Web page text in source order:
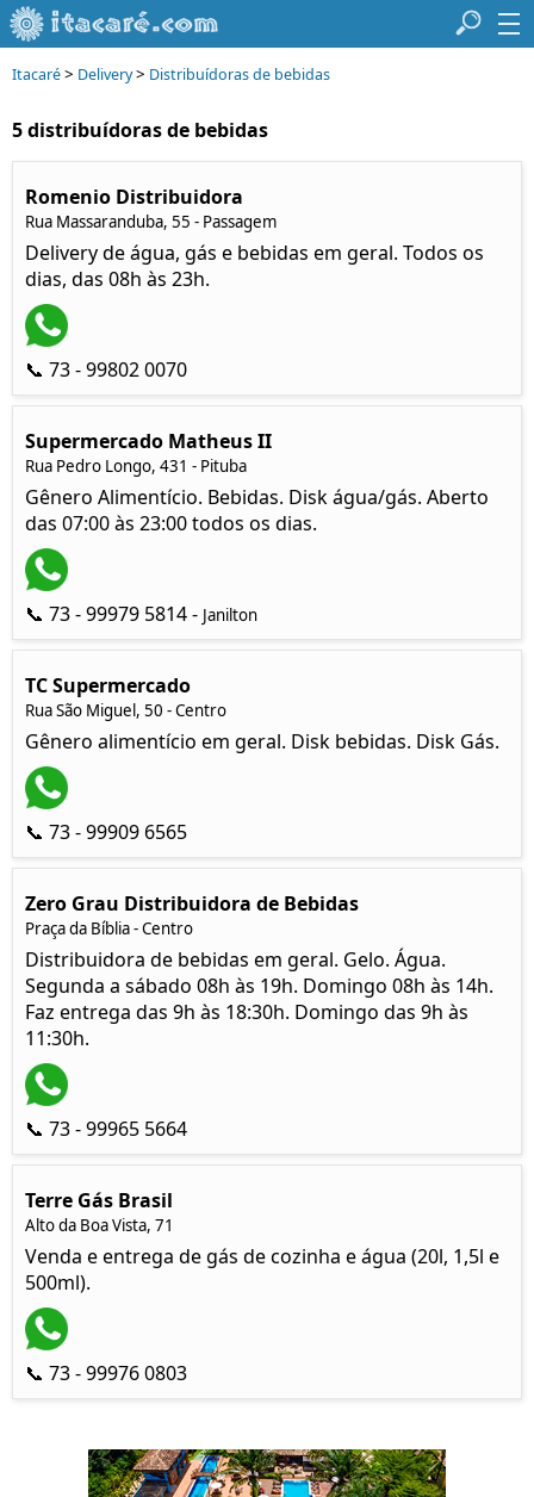
Itacaré> Delivery> Distribuídoras de bebidas
5 distribuídoras de bebidas
Romenio Distribuidora
Rua Massaranduba, 55 - Passagem
Delivery de água, gás e bebidas em geral. Todos os
dias, das 08h às 23h.
📞 73 - 99802 0070
Supermercado Matheus II
Rua Pedro Longo, 431 - Pituba
Gênero Alimentício. Bebidas. Disk água/gás. Aberto
das 07:00 às 23:00 todos os dias.
📞 73 - 99979 5814 - Janilton
TC Supermercado
Rua São Miguel, 50 - Centro
Gênero alimentício em geral. Disk bebidas. Disk Gás.
📞 73 - 99909 6565
Zero Grau Distribuidora de Bebidas
Praça da Bíblia - Centro
Distribuidora de bebidas em geral. Gelo. Água.
Segunda a sábado 08h às 19h. Domingo 08h às 14h.
Faz entrega das 9h às 18:30h. Domingo das 9h às
11:30h.
📞 73 - 99965 5664
Terre Gás Brasil
Alto da Boa Vista, 71
Venda e entrega de gás de cozinha e água (20l, 1,5l e
500ml).
📞 73 - 99976 0803